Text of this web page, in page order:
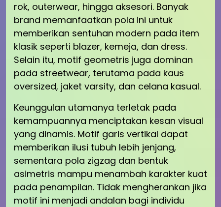
rok, outerwear, hingga aksesori. Banyak
brand memanfaatkan pola ini untuk
memberikan sentuhan modern pada item
klasik seperti blazer, kemeja, dan dress.
Selain itu, motif geometris juga dominan
pada streetwear, terutama pada kaus
oversized, jaket varsity, dan celana kasual.
Keunggulan utamanya terletak pada
kemampuannya menciptakan kesan visual
yang dinamis. Motif garis vertikal dapat
memberikan ilusi tubuh lebih jenjang,
sementara pola zigzag dan bentuk
asimetris mampu menambah karakter kuat
pada penampilan. Tidak mengherankan jika
motif ini menjadi andalan bagi individu